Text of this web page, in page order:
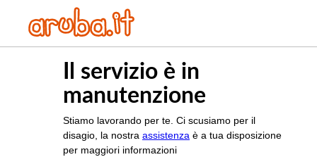
Il servizio è in
manutenzione
Stiamo lavorando per te. Ci scusiamo per il
disagio, la nostra assistenza è a tua disposizione
per maggiori informazioni